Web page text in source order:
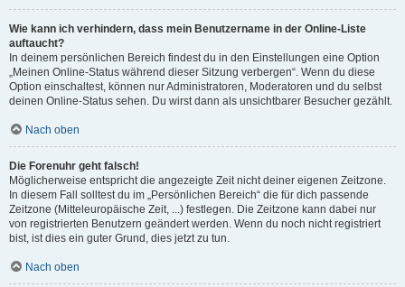
Wie kann ich verhindern, dass mein Benutzername in der Online-Liste
auftaucht?
In deinem persönlichen Bereich findest du in den Einstellungen eine Option
„Meinen Online-Status während dieser Sitzung verbergen“. Wenn du diese
Option einschaltest, können nur Administratoren, Moderatoren und du selbst
deinen Online-Status sehen. Du wirst dann als unsichtbarer Besucher gezählt.
Nach oben
Die Forenuhr geht falsch!
Möglicherweise entspricht die angezeigte Zeit nicht deiner eigenen Zeitzone.
In diesem Fall solltest du im „Persönlichen Bereich“ die für dich passende
Zeitzone (Mitteleuropäische Zeit, ...) festlegen. Die Zeitzone kann dabei nur
von registrierten Benutzern geändert werden. Wenn du noch nicht registriert
bist, ist dies ein guter Grund, dies jetzt zu tun.
Nach oben